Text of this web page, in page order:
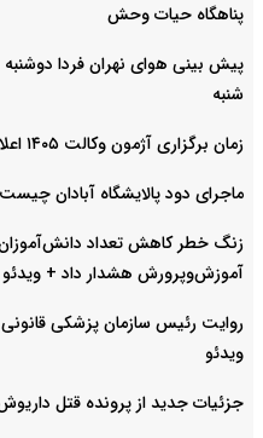
پناهگاه حیات وحش
شنبه
زمان برگزاری آژمون وکالت ۱۴۰۵ اعلام شد
ماجرای دود پالایشگاه آبادان
زنگ خطر کاهش تعداد
آموزش‌وپرورش هشدار داد +‌ ویدئو
روایت رئیس سازمان پزشکی
ویدئو
جزئیات جدید از پرونده قتل